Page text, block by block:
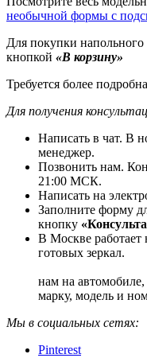
необычной формы с
Для покупки напольного
кнопкой «В корзину»
Требуется более
Для получения
Написать в чат. В
менеджер.
Позвонить нам.
21:00 МСК.
Написать на
Заполните форму
кнопку
В Москве
нам на
марку, модель и
Мы в социальных сетях:
Pinterest